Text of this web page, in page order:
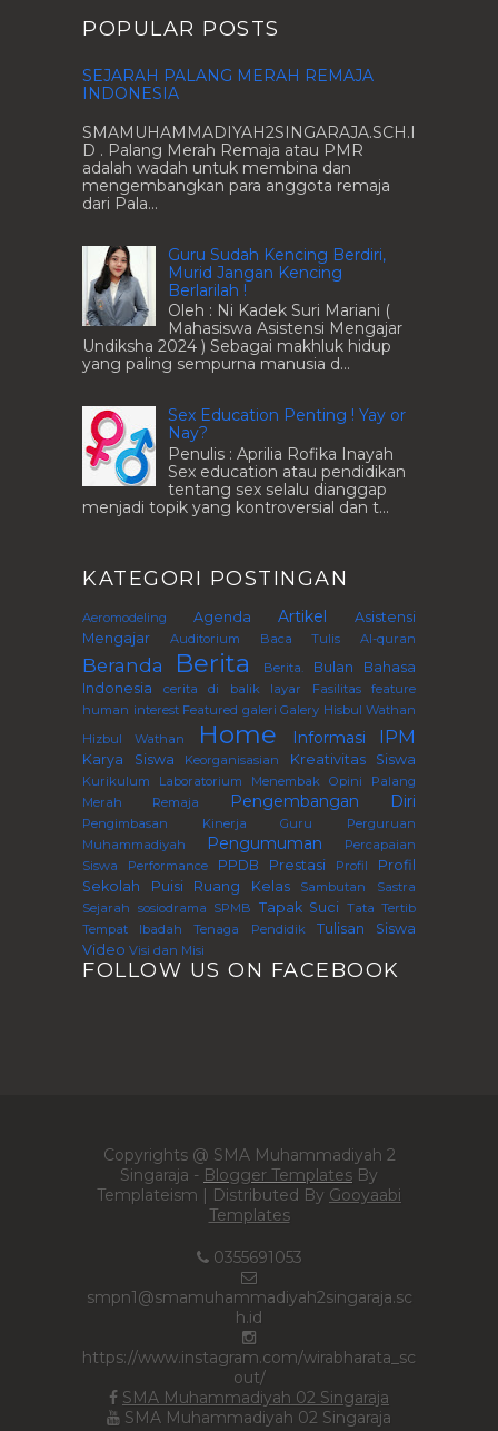
POPULAR POSTS
SEJARAH PALANG MERAH REMAJA
INDONESIA
SMAMUHAMMADIYAH2SINGARAJA.SCH.I
D . Palang Merah Remaja atau PMR
adalah wadah untuk membina dan
mengembangkan para anggota remaja
dari Pala...
Guru Sudah Kencing Berdiri,
Murid Jangan Kencing
Berlarilah !
Oleh : Ni Kadek Suri Mariani (
Mahasiswa Asistensi Mengajar
Undiksha 2024 ) Sebagai makhluk hidup
yang paling sempurna manusia d...
Sex Education Penting ! Yay or
Nay?
Penulis : Aprilia Rofika Inayah
Sex education atau pendidikan
tentang sex selalu dianggap
menjadi topik yang kontroversial dan t...
KATEGORI POSTINGAN
Aeromodeling Agenda Artikel
Asistensi
Mengajar
Auditorium Baca Tulis Al-quran
Beranda Berita Berita.
Bulan Bahasa
Indonesia
cerita di balik layar Fasilitas
feature
human interest Featured galeri Galery Hisbul Wathan
Hizbul Wathan
Home Informasi IPM
Karya Siswa Keorganisasian Kreativitas Siswa
Kurikulum Laboratorium Menembak Opini
Palang
Merah Remaja
Pengembangan Diri
Pengimbasan Kinerja Guru Perguruan
Muhammadiyah
Pengumuman
Percapaian
Siswa
Performance PPDB Prestasi Profil
Profil
Sekolah
Puisi Ruang Kelas Sambutan
Sastra
Sejarah sosiodrama SPMB Tapak Suci Tata Tertib
Tempat Ibadah
Tenaga Pendidik
Tulisan Siswa
Video Visi dan Misi
FOLLOW US ON FACEBOOK
Copyrights @ SMA Muhammadiyah 2
Singaraja - Blogger Templates By
Templateism | Distributed By Gooyaabi
Templates
0355691053
smpn1@smamuhammadiyah2singaraja.sc
h.id
https://www.instagram.com/wirabharata_sc
out/
SMA Muhammadiyah 02 Singaraja
SMA Muhammadiyah 02 Singaraja